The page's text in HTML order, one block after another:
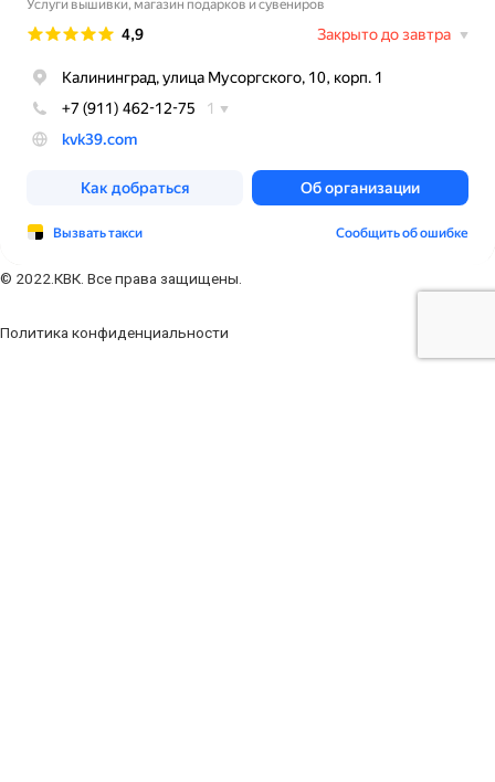
© 2022.КВК. Все права защищены.
Политика конфиденциальности